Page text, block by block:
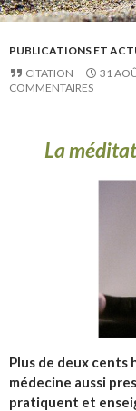
PUBLICATIONS ET
CITATION
31
COMMENTAIRES
La
Plus de deux cents
médecine aussi
pratiquent et